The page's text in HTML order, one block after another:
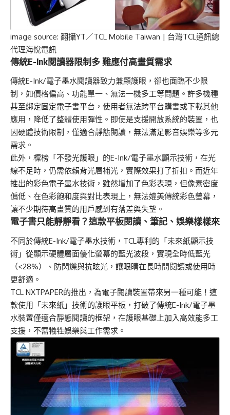
image source: 翻攝YT／TCL Mobile Taiwan | 台灣TCL通訊總
代理海悅電訊
傳統E-Ink閱讀器限制多 難應付高畫質需求
傳統E-Ink/電子墨水閱讀器致力兼顧護眼，卻也面臨不少限
制，如價格偏高、功能單一、無法一機多工等問題。許多機種
甚至綁定固定電子書平台，使用者無法跨平台購書或下載其他
應用，降低了整體使用彈性。即使是支援開放系統的裝置，也
因硬體技術限制，僅適合靜態閱讀，無法滿足影音娛樂等多元
需求。
此外，標榜「不發光護眼」的E-Ink/電子墨水顯示技術，在光
線不足時，仍需依賴背光層補光，實際效果打了折扣。而近年
推出的彩色電子墨水技術，雖然增加了色彩表現，但像素密度
偏低、在色彩飽和度與對比表現上，無法媲美傳統彩色螢幕，
讓不少期待高畫質的用戶感到有落差與失望。
電子書只能靜靜看？這款平板閱讀、筆記、娛樂樣樣來
不同於傳統E-Ink/電子墨水技術，TCL專利的「未來紙顯示技
術」從顯示硬體層面優化螢幕的藍光波段，實現全時低藍光
（<28%）、防閃爍與抗眩光，讓眼睛在長時間閱讀或使用時
更舒適。
TCL NXTPAPER的推出，為電子閱讀裝置帶來另一種可能！這
款使用「未來紙」技術的護眼平板，打破了傳統E-Ink/電子墨
水裝置僅適合靜態閱讀的框架，在護眼基礎上加入高效能多工
支援，不需犧牲娛樂與工作需求。